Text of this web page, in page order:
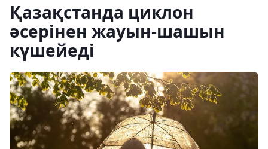
Қазақстанда циклон
әсерінен жауын-шашын
күшейеді